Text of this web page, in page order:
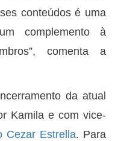
conteúdos é uma
complemento à
comenta a
da atual
Kamila e com vice-
Cezar Estrella. Para